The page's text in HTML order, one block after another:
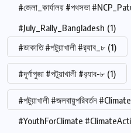
#জেলা_কার্যালয় #পথসভা
#July_Rally_Bangladesh (1)
#ডাকাতি #পটুয়াখালী #র‍্যাব_৮ (1)
#দূর্গাপুজা #পটুয়াখালী #র‍্যাব-৮ (1)
#পটুয়াখালী #জলবায়ুপরিবর্তন
#YouthForClimate